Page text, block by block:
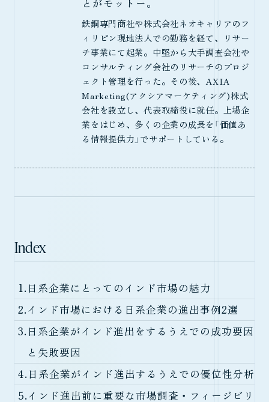
とがモットー。
鉄鋼専門商社や株式会社ネオキャリアのフ
ィリピン現地法人での勤務を経て、リサー
チ事業にて起業。中堅から大手調査会社や
コンサルティング会社のリサーチのプロジ
ェクト管理を行った。その後、AXIA
Marketing(アクシアマーケティング)株式
会社を設立し、代表取締役に就任。上場企
業をはじめ、多くの企業の成長を「価値あ
る情報提供力」でサポートしている。
Index
1. 日系企業にとってのインド市場の魅力
2. インド市場における日系企業の進出事例2選
3. 日系企業がインド進出をするうえでの成功要因
と失敗要因
4. 日系企業がインド進出するうえでの優位性分析
5. インド進出前に重要な市場調査・フィージビリ